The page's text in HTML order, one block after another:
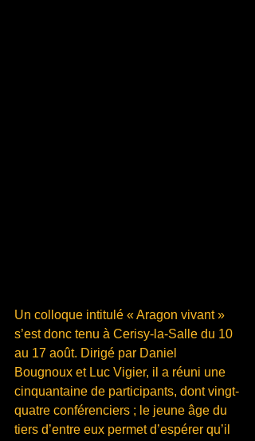
Un colloque intitulé « Aragon vivant »
s’est donc tenu à Cerisy-la-Salle du 10
au 17 août. Dirigé par Daniel
Bougnoux et Luc Vigier, il a réuni une
cinquantaine de participants, dont vingt-
quatre conférenciers ; le jeune âge du
tiers d’entre eux permet d’espérer qu’il